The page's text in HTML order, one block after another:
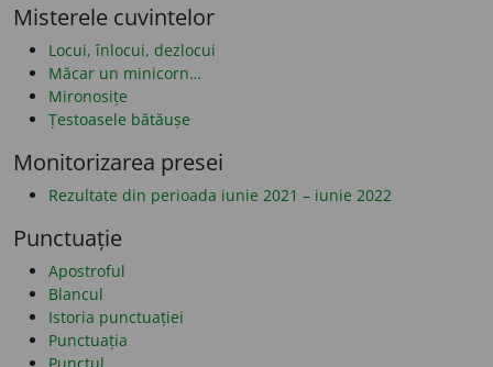
Misterele cuvintelor
Locui, înlocui, dezlocui
Măcar un minicorn…
Mironosițe
Țestoasele bătăușe
Monitorizarea presei
Rezultate din perioada iunie 2021 – iunie 2022
Punctuație
Apostroful
Blancul
Istoria punctuației
Punctuația